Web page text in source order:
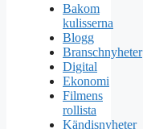
Bakom
kulisserna
Blogg
Branschnyheter
Digital
Ekonomi
Filmens
rollista
Kändisnyheter